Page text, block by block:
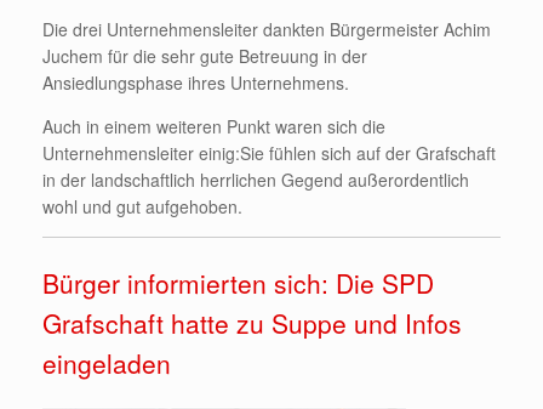
Die drei Unternehmensleiter dankten Bürgermeister Achim
Juchem für die sehr gute Betreuung in der
Ansiedlungsphase ihres Unternehmens.
Auch in einem weiteren Punkt waren sich die
Unternehmensleiter einig:Sie fühlen sich auf der Grafschaft
in der landschaftlich herrlichen Gegend außerordentlich
wohl und gut aufgehoben.
Bürger informierten sich: Die SPD
Grafschaft hatte zu Suppe und Infos
eingeladen